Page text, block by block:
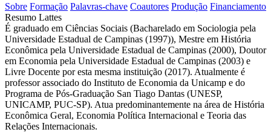
Sobre Formação Palavras-chave Coautores Produção Financiamento
Resumo Lattes
É graduado em Ciências Sociais (Bacharelado em Sociologia pela
Universidade Estadual de Campinas (1997)), Mestre em História
Econômica pela Universidade Estadual de Campinas (2000), Doutor
em Economia pela Universidade Estadual de Campinas (2003) e
Livre Docente por esta mesma instituição (2017). Atualmente é
professor associado do Instituto de Economia da Unicamp e do
Programa de Pós-Graduação San Tiago Dantas (UNESP,
UNICAMP, PUC-SP). Atua predominantemente na área de História
Econômica Geral, Economia Política Internacional e Teoria das
Relações Internacionais.